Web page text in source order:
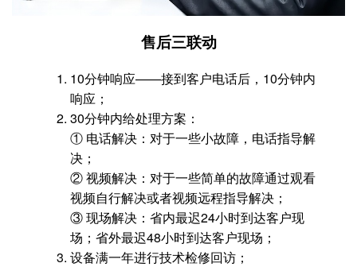
售后三联动
10分钟响应——接到客户电话后，10分钟内
响应；
30分钟内给处理方案：
① 电话解决：对于一些小故障，电话指导解
决；
② 视频解决：对于一些简单的故障通过观看
视频自行解决或者视频远程指导解决；
③ 现场解决：省内最迟24小时到达客户现
场；省外最迟48小时到达客户现场；
设备满一年进行技术检修回访；